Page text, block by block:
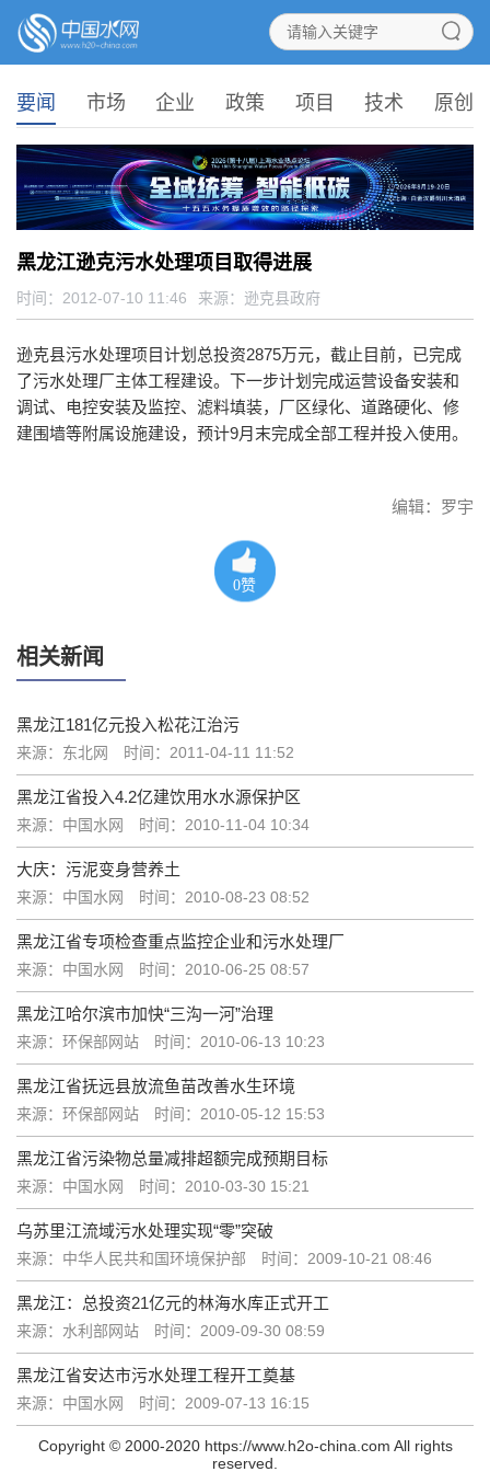
要闻 市场 企业 政策 项目 技术 原创
黑龙江逊克污水处理项目取得进展
时间：2012-07-10 11:46 来源： 逊克县政府
逊克县污水处理项目计划总投资2875万元，截止目前，已完成
了污水处理厂主体工程建设。下一步计划完成运营设备安装和
调试、电控安装及监控、滤料填装，厂区绿化、道路硬化、修
建围墙等附属设施建设，预计9月末完成全部工程并投入使用。
编辑：罗宇
0赞
相关新闻
黑龙江181亿元投入松花江治污
来源：东北网 时间：2011-04-11 11:52
黑龙江省投入4.2亿建饮用水水源保护区
来源：中国水网 时间：2010-11-04 10:34
大庆：污泥变身营养土
来源：中国水网 时间：2010-08-23 08:52
黑龙江省专项检查重点监控企业和污水处理厂
来源：中国水网 时间：2010-06-25 08:57
黑龙江哈尔滨市加快“三沟一河”治理
来源：环保部网站 时间：2010-06-13 10:23
黑龙江省抚远县放流鱼苗改善水生环境
来源：环保部网站 时间：2010-05-12 15:53
黑龙江省污染物总量减排超额完成预期目标
来源：中国水网 时间：2010-03-30 15:21
乌苏里江流域污水处理实现“零”突破
来源：中华人民共和国环境保护部 时间：2009-10-21 08:46
黑龙江：总投资21亿元的林海水库正式开工
来源：水利部网站 时间：2009-09-30 08:59
黑龙江省安达市污水处理工程开工奠基
来源：中国水网 时间：2009-07-13 16:15
Copyright © 2000-2020 https://www.h2o-china.com All rights
reserved.